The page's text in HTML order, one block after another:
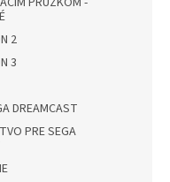
2
3
DREAMCAST
PRE SEGA